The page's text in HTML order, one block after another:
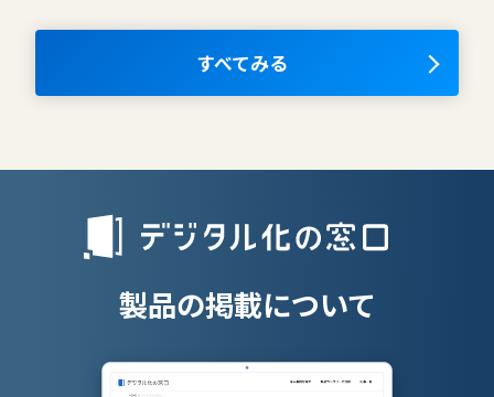
ナレッジマネジメントツール
OKRツール
授業支援シス
すべてみる
製品の掲載について